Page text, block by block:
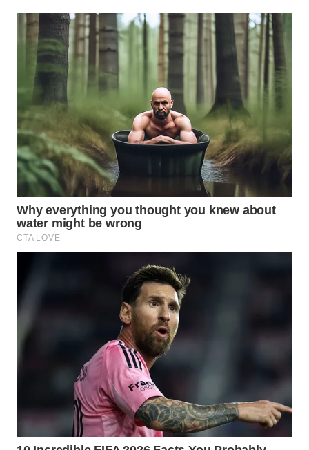
UMKM
WAHANA
SELEB
WAHANA
PERSONA
WAHANA
OTOMOTIF
WAHANA
HEALTH
LAPAK
KONSUMEN
LISTRIK